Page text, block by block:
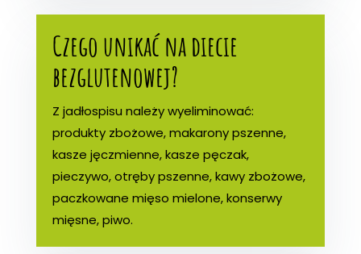
Czego unikać na diecie
bezglutenowej?
Z jadłospisu należy wyeliminować:
produkty zbożowe, makarony pszenne,
kasze jęczmienne, kasze pęczak,
pieczywo, otręby pszenne, kawy zbożowe,
paczkowane mięso mielone, konserwy
mięsne, piwo.